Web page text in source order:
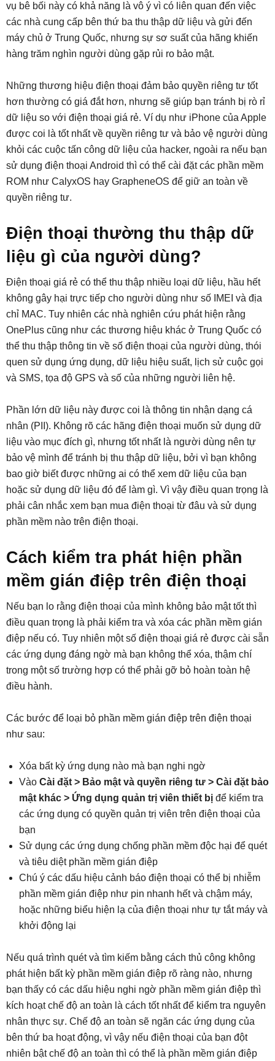
vụ bê bối này có khả năng là vô ý vì có liên quan đến việc
các nhà cung cấp bên thứ ba thu thập dữ liệu và gửi đến
máy chủ ở Trung Quốc, nhưng sự sơ suất của hãng khiến
hàng trăm nghìn người dùng gặp rủi ro bảo mật.
Những thương hiệu điện thoại đảm bảo quyền riêng tư tốt
hơn thường có giá đắt hơn, nhưng sẽ giúp bạn tránh bị rò rỉ
dữ liệu so với điện thoại giá rẻ. Ví dụ như iPhone của Apple
được coi là tốt nhất về quyền riêng tư và bảo vệ người dùng
khỏi các cuộc tấn công dữ liệu của hacker, ngoài ra nếu bạn
sử dụng điện thoại Android thì có thể cài đặt các phần mềm
ROM như CalyxOS hay GrapheneOS để giữ an toàn về
quyền riêng tư.
Điện thoại thường thu thập dữ
liệu gì của người dùng?
Điện thoại giá rẻ có thể thu thập nhiều loại dữ liệu, hầu hết
không gây hại trực tiếp cho người dùng như số IMEI và địa
chỉ MAC. Tuy nhiên các nhà nghiên cứu phát hiện rằng
OnePlus cũng như các thương hiệu khác ở Trung Quốc có
thể thu thập thông tin về số điện thoại của người dùng, thói
quen sử dụng ứng dụng, dữ liệu hiệu suất, lịch sử cuộc gọi
và SMS, tọa độ GPS và số của những người liên hệ.
Phần lớn dữ liệu này được coi là thông tin nhận dạng cá
nhân (PII). Không rõ các hãng điện thoại muốn sử dụng dữ
liệu vào mục đích gì, nhưng tốt nhất là người dùng nên tự
bảo vệ mình để tránh bị thu thập dữ liệu, bởi vì bạn không
bao giờ biết được những ai có thể xem dữ liệu của bạn
hoặc sử dụng dữ liệu đó để làm gì. Vì vậy điều quan trọng là
phải cân nhắc xem bạn mua điện thoại từ đâu và sử dụng
phần mềm nào trên điện thoại.
Cách kiểm tra phát hiện phần
mềm gián điệp trên điện thoại
Nếu bạn lo rằng điện thoại của mình không bảo mật tốt thì
điều quan trọng là phải kiểm tra và xóa các phần mềm gián
điệp nếu có. Tuy nhiên một số điện thoại giá rẻ được cài sẵn
các ứng dụng đáng ngờ mà bạn không thể xóa, thậm chí
trong một số trường hợp có thể phải gỡ bỏ hoàn toàn hệ
điều hành.
Các bước để loại bỏ phần mềm gián điệp trên điện thoại
như sau:
Xóa bất kỳ ứng dụng nào mà bạn nghi ngờ
Vào Cài đặt > Bảo mật và quyền riêng tư > Cài đặt bảo
mật khác > Ứng dụng quản trị viên thiết bị để kiểm tra
các ứng dụng có quyền quản trị viên trên điện thoại của
bạn
Sử dụng các ứng dụng chống phần mềm độc hại để quét
và tiêu diệt phần mềm gián điệp
Chú ý các dấu hiệu cảnh báo điện thoại có thể bị nhiễm
phần mềm gián điệp như pin nhanh hết và chậm máy,
hoặc những biểu hiện lạ của điện thoại như tự tắt máy và
khởi động lại
Nếu quá trình quét và tìm kiếm bằng cách thủ công không
phát hiện bất kỳ phần mềm gián điệp rõ ràng nào, nhưng
bạn thấy có các dấu hiệu nghi ngờ phần mềm gián điệp thì
kích hoạt chế độ an toàn là cách tốt nhất để kiểm tra nguyên
nhân thực sự. Chế độ an toàn sẽ ngăn các ứng dụng của
bên thứ ba hoạt động, vì vậy nếu điện thoại của bạn đột
nhiên bật chế độ an toàn thì có thể là phần mềm gián điệp